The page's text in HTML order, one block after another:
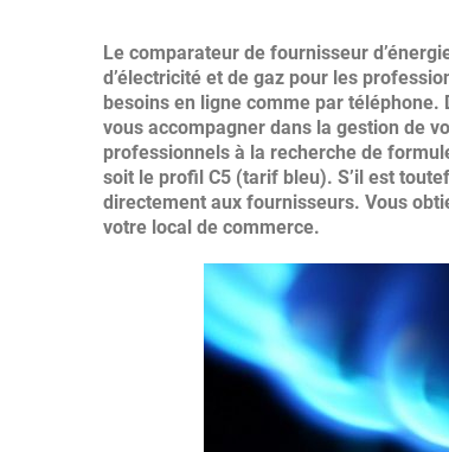
Le comparateur de fournisseur
d’électricité et de gaz pour les
besoins en ligne comme par
vous accompagner dans la gestion de
professionnels à la recherche de
soit le profil C5 (tarif bleu). S’il est
directement aux fournisseurs. Vous
votre local de commerce.